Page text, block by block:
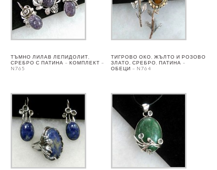
ТЪМНО ЛИЛАВ ЛЕПИДОЛИТ,
СРЕБРО С ПАТИНА – КОМПЛЕКТ –
N765
ТИГРОВО ОКО, ЖЪЛТО И РОЗОВО
ЗЛАТО, СРЕБРО, ПАТИНА –
ОБЕЦИ – N764